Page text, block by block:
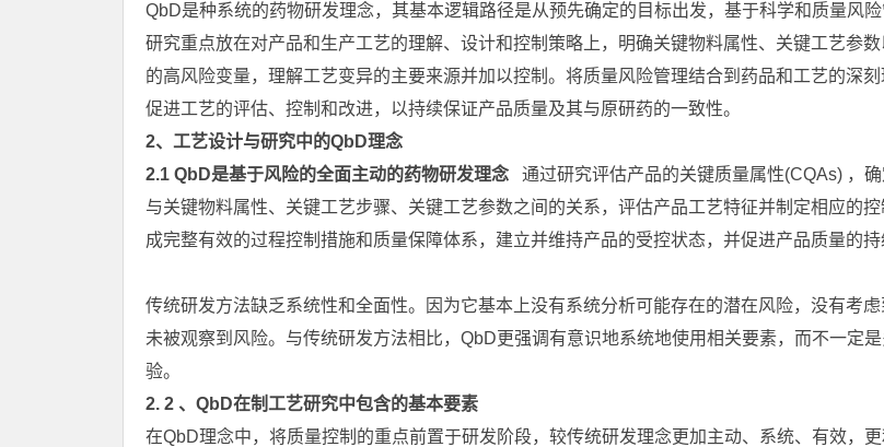
QbD是种系统的药物研发理念，其基本逻辑路径是从预先确定的目标出发，基于科学和质量风
研究重点放在对产品和生产工艺的理解、设计和控制策略上，明确关键物料属性、关键工艺参
的高风险变量，理解工艺变异的主要来源并加以控制。将质量风险管理结合到药品和工艺的深刻
促进工艺的评估、控制和改进，以持续保证产品质量及其与原研药的一致性。
2、工艺设计与研究中的QbD理念
2.1 QbD是基于风险的全面主动的药物研发理念
通过研究评估产品的关键质量属性(CQAs) ，
与关键物料属性、关键工艺步骤、关键工艺参数之间的关系，评估产品工艺特征并制定相应的
成完整有效的过程控制措施和质量保障体系，建立并维持产品的受控状态，并促进产品质量的持
传统研发方法缺乏系统性和全面性。因为它基本上没有系统分析可能存在的潜在风险，没有考虑
未被观察到风险。与传统研发方法相比，QbD更强调有意识地系统地使用相关要素，而不一定
验。
2. 2 、QbD在制工艺研究中包含的基本要素
在QbD理念中，将质量控制的重点前置于研发阶段，较传统研发理念更加主动、系统、有效，